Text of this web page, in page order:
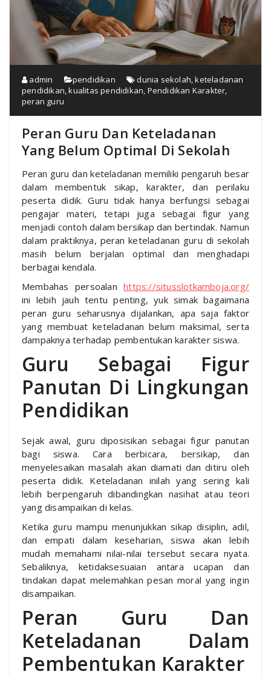
admin pendidikan dunia sekolah ,keteladanan
pendidikan ,kualitas pendidikan Pendidikan Karakter
peran guru
Peran Guru Dan Keteladanan
Yang Belum Optimal Di Sekolah
Peran guru dan keteladanan memiliki pengaruh besar
dalam membentuk sikap, karakter, dan perilaku
peserta didik. Guru tidak hanya berfungsi sebagai
pengajar materi, tetapi juga sebagai figur yang
menjadi contoh dalam bersikap dan bertindak. Namun
dalam praktiknya, peran keteladanan guru di sekolah
masih belum berjalan optimal dan menghadapi
berbagai kendala.
Membahas persoalanhttps://situsslotkamboja.org/
ini lebih jauh tentu penting, yuk simak bagaimana
peran guru seharusnya dijalankan, apa saja faktor
yang membuat keteladanan belum maksimal, serta
dampaknya terhadap pembentukan karakter siswa.
Guru Sebagai Figur
Panutan Di Lingkungan
Pendidikan
Sejak awal, guru diposisikan sebagai figur panutan
bagi siswa. Cara berbicara, bersikap, dan
menyelesaikan masalah akan diamati dan ditiru oleh
peserta didik. Keteladanan inilah yang sering kali
lebih berpengaruh dibandingkan nasihat atau teori
yang disampaikan di kelas.
Ketika guru mampu menunjukkan sikap disiplin, adil,
dan empati dalam keseharian, siswa akan lebih
mudah memahami nilai-nilai tersebut secara nyata.
Sebaliknya, ketidaksesuaian antara ucapan dan
tindakan dapat melemahkan pesan moral yang ingin
disampaikan.
Peran Guru Dan
Keteladanan Dalam
Pembentukan Karakter